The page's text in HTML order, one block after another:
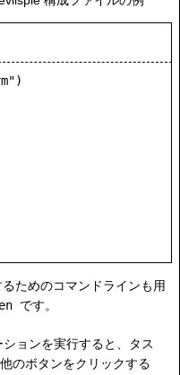
ためのコマンドラインも用
です。
ョンを実行すると、タス
のボタンをクリックする